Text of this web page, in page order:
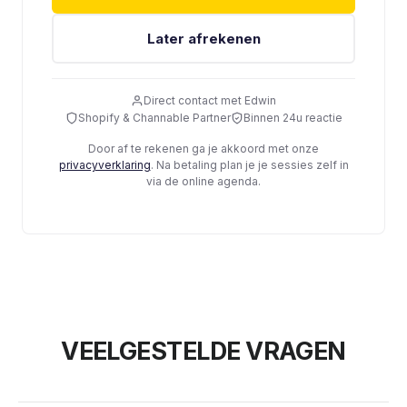
Later afrekenen
Direct contact met Edwin
Shopify & Channable Partner
Binnen 24u reactie
Door af te rekenen ga je akkoord met onze
privacyverklaring. Na betaling plan je je sessies zelf in
via de online agenda.
VEELGESTELDE VRAGEN